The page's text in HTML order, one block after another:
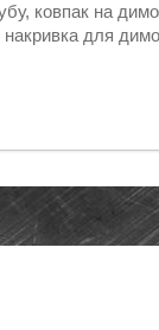
ковпак на
накривка для